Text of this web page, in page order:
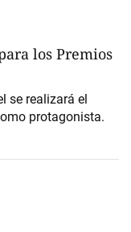
los Premios
se realizará el
protagonista.